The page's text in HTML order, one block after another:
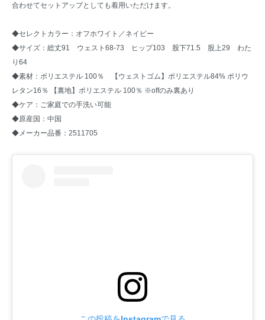
合わせてセットアップとしても着用いただけます。
◆セレクトカラー：オフホワイト／ネイビー
◆サイズ：総丈91 ウェスト68-73 ヒップ103 股下71.5 股上29 わた
り64
◆素材：ポリエステル 100％ 【ウェストゴム】ポリエステル84% ポリウ
レタン16％ 【裏地】ポリエステル 100％ ※offのみ裏あり
◆ケア：ご家庭での手洗い可能
◆原産国：中国
◆メーカー品番：2511705